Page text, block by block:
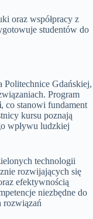
oraz współpracy z
studentów do
Politechnice Gdańskiej,
Program
, co stanowi fundament
kursu poznają
wpływu ludzkiej
technologii
rozwijających się
efektywnością
niezbędne do
rozwiązań